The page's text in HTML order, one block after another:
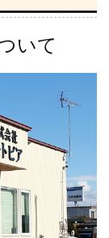
いて